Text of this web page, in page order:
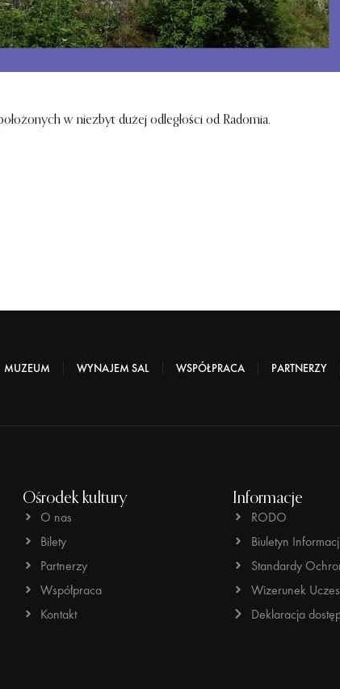
w niezbyt dużej odległości od Radomia.
MUZEUM WYNAJEM SAL WSPÓŁPRACA PARTNERZY
Ośrodek kultury
O nas
Bilety
Partnerzy
Współpraca
Kontakt
Informacje
RODO
Biuletyn
Standardy
Wizerunek
Deklaracja